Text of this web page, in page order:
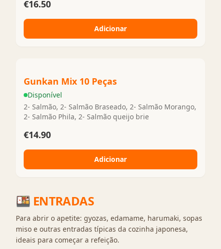
€16.50
Adicionar
Gunkan Mix 10 Peças
Disponível
2- Salmão, 2- Salmão Braseado, 2- Salmão Morango,
2- Salmão Phila, 2- Salmão queijo brie
€14.90
Adicionar
🍱 ENTRADAS
Para abrir o apetite: gyozas, edamame, harumaki, sopas
miso e outras entradas típicas da cozinha japonesa,
ideais para começar a refeição.